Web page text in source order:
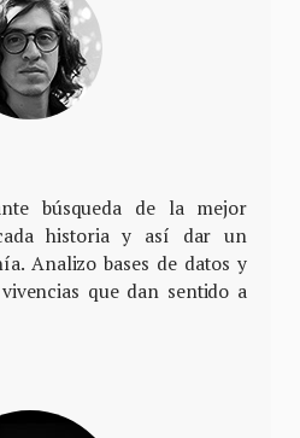
búsqueda de la mejor
historia y así dar un
Analizo bases de datos y
que dan sentido a